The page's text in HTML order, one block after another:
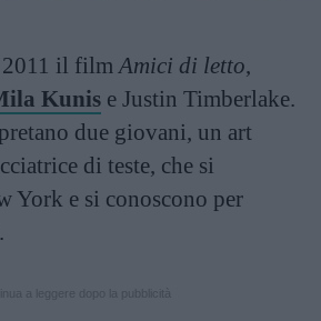
2011 il filmAmici di letto,
Kunis e Justin Timberlake.
due giovani, un art
di teste, che si
York e si conoscono per